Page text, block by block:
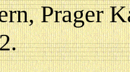
Prager